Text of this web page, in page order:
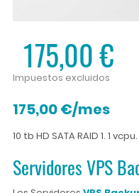
175,00 €
Impuestos excluidos
175,00 €/mes
10 tb HD SATA RAID 1. 1
Servidores VPS